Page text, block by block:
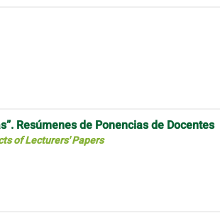
Resúmenes de Ponencias de Docentes
of Lecturers' Papers